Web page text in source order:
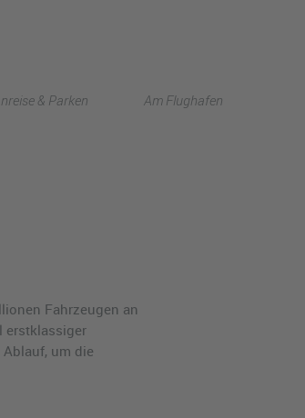
& Parken Am Flughafen
Fahrzeugen an
erstklassiger
um die